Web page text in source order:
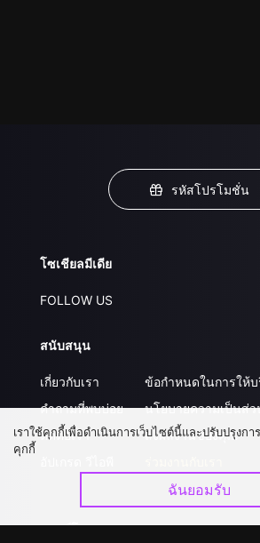
รหัสโปรโมชั่น
โซเชียลมีเดีย
FOLLOW US
สนับสนุน
เกี่ยวกับเรา
คำถามที่พบบ่อย
ติดต่อเรา
ข้อกำหนดในการให้บ
นโยบายความเป็นส่
ส่งผลงานของคุณ
ดาวน์โหลดแอป
เราใช้คุกกี้เพื่อดำเนินการเว็บไซต์นี้และปรับปรุงกา
คุกกี้
ฉันยอมรับ